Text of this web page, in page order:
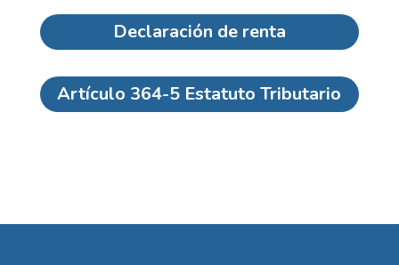
Declaración de renta
Artículo 364-5 Estatuto Tributario